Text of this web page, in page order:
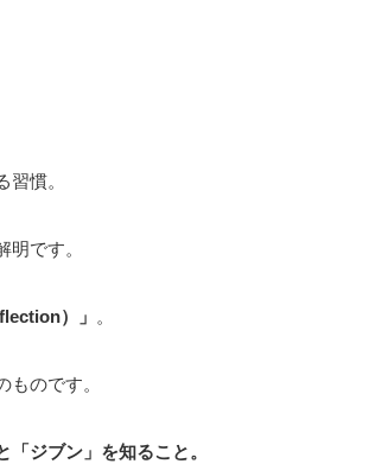
慣。
です。
）」 。
のです。
ジブン」を知ること。